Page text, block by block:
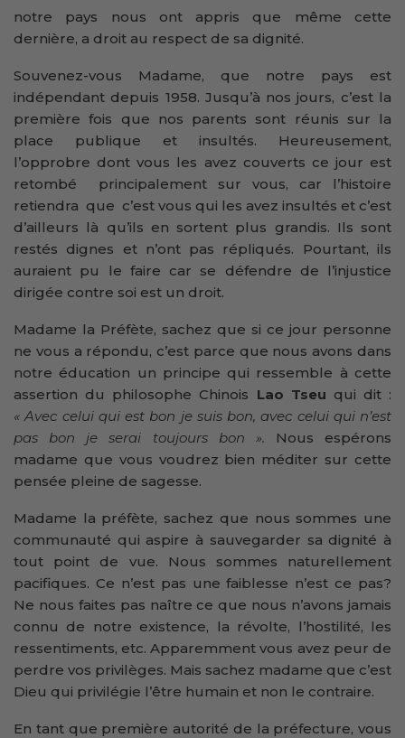
notre pays nous ont appris que même cette
dernière, a droit au respect de sa dignité.
Souvenez-vous Madame, que notre pays est
indépendant depuis 1958. Jusqu’à nos jours, c’est la
première fois que nos parents sont réunis sur la
place publique et insultés. Heureusement,
l’opprobre dont vous les avez couverts ce jour est
retombé principalement sur vous, car l’histoire
retiendra que c’est vous qui les avez insultés et c’est
d’ailleurs là qu’ils en sortent plus grandis. Ils sont
restés dignes et n’ont pas répliqués. Pourtant, ils
auraient pu le faire car se défendre de l’injustice
dirigée contre soi est un droit.
Madame la Préfète, sachez que si ce jour personne
ne vous a répondu, c’est parce que nous avons dans
notre éducation un principe qui ressemble à cette
assertion du philosophe Chinois Lao Tseu qui dit :
« Avec celui qui est bon je suis bon, avec celui qui n’est
pas bon je serai toujours bon ». Nous espérons
madame que vous voudrez bien méditer sur cette
pensée pleine de sagesse.
Madame la préfète, sachez que nous sommes une
communauté qui aspire à sauvegarder sa dignité à
tout point de vue. Nous sommes naturellement
pacifiques. Ce n’est pas une faiblesse n’est ce pas?
Ne nous faites pas naître ce que nous n’avons jamais
connu de notre existence, la révolte, l’hostilité, les
ressentiments, etc. Apparemment vous avez peur de
perdre vos privilèges. Mais sachez madame que c’est
Dieu qui privilégie l’être humain et non le contraire.
En tant que première autorité de la préfecture, vous